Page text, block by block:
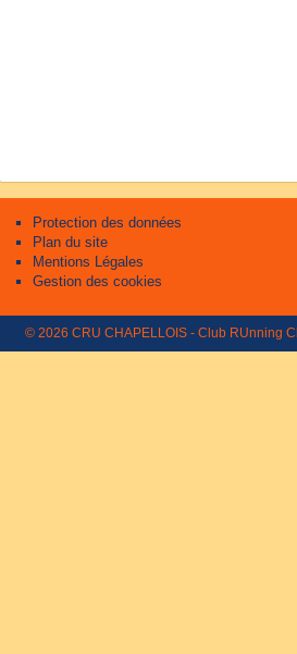
Protection des données
Plan du site
Mentions Légales
Gestion des cookies
© 2026 CRU CHAPELLOIS - Club RUnning